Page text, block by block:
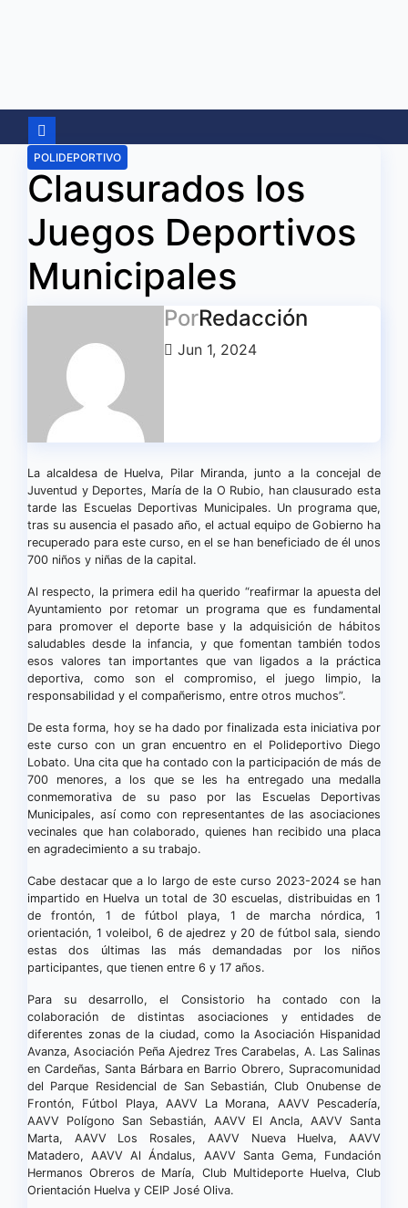
POLIDEPORTIVO
Clausurados los
Juegos Deportivos
Municipales
PorRedacción
Jun 1, 2024
La alcaldesa de Huelva, Pilar Miranda, junto a la concejal de
Juventud y Deportes, María de la O Rubio, han clausurado esta
tarde las Escuelas Deportivas Municipales. Un programa que,
tras su ausencia el pasado año, el actual equipo de Gobierno ha
recuperado para este curso, en el se han beneficiado de él unos
700 niños y niñas de la capital.
Al respecto, la primera edil ha querido “reafirmar la apuesta del
Ayuntamiento por retomar un programa que es fundamental
para promover el deporte base y la adquisición de hábitos
saludables desde la infancia, y que fomentan también todos
esos valores tan importantes que van ligados a la práctica
deportiva, como son el compromiso, el juego limpio, la
responsabilidad y el compañerismo, entre otros muchos”.
De esta forma, hoy se ha dado por finalizada esta iniciativa por
este curso con un gran encuentro en el Polideportivo Diego
Lobato. Una cita que ha contado con la participación de más de
700 menores, a los que se les ha entregado una medalla
conmemorativa de su paso por las Escuelas Deportivas
Municipales, así como con representantes de las asociaciones
vecinales que han colaborado, quienes han recibido una placa
en agradecimiento a su trabajo.
Cabe destacar que a lo largo de este curso 2023-2024 se han
impartido en Huelva un total de 30 escuelas, distribuidas en 1
de frontón, 1 de fútbol playa, 1 de marcha nórdica, 1
orientación, 1 voleibol, 6 de ajedrez y 20 de fútbol sala, siendo
estas dos últimas las más demandadas por los niños
participantes, que tienen entre 6 y 17 años.
Para su desarrollo, el Consistorio ha contado con la
colaboración de distintas asociaciones y entidades de
diferentes zonas de la ciudad, como la Asociación Hispanidad
Avanza, Asociación Peña Ajedrez Tres Carabelas, A. Las Salinas
en Cardeñas, Santa Bárbara en Barrio Obrero, Supracomunidad
del Parque Residencial de San Sebastián, Club Onubense de
Frontón, Fútbol Playa, AAVV La Morana, AAVV Pescadería,
AAVV Polígono San Sebastián, AAVV El Ancla, AAVV Santa
Marta, AAVV Los Rosales, AAVV Nueva Huelva, AAVV
Matadero, AAVV Al Ándalus, AAVV Santa Gema, Fundación
Hermanos Obreros de María, Club Multideporte Huelva, Club
Orientación Huelva y CEIP José Oliva.